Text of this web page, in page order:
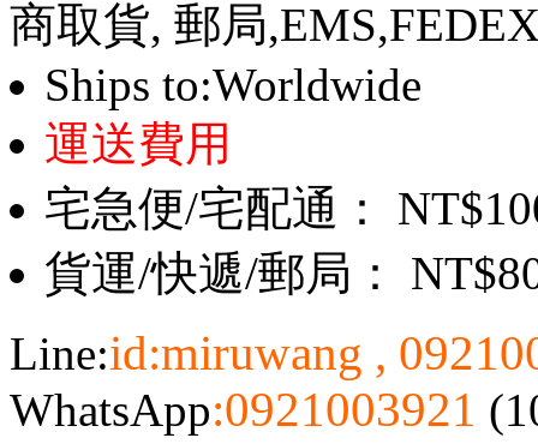
商取貨, 郵局
Ships to:Worldwide
運送費用
宅急便/宅配通：
貨運/快遞/郵局：
Line:id:miruwang ,
WhatsApp:0921003921